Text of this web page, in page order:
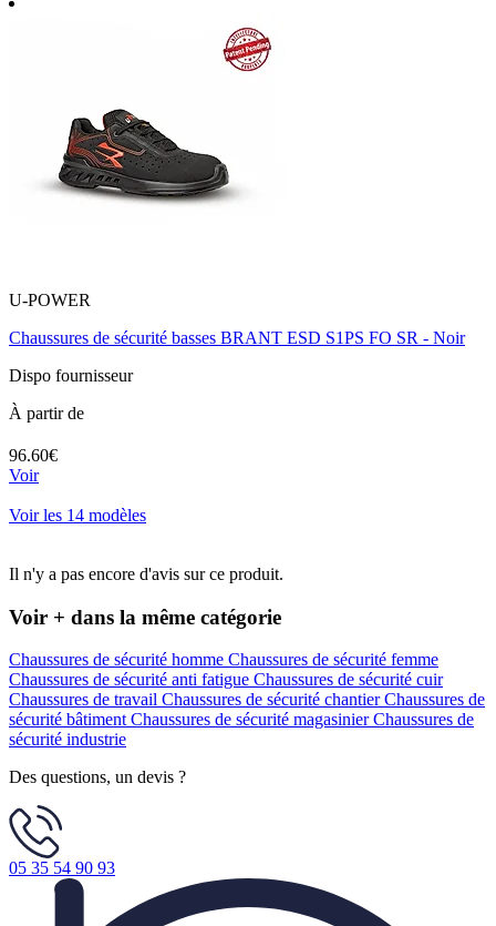
U-POWER
Chaussures de sécurité basses BRANT ESD S1PS FO SR - Noir
Dispo fournisseur
À partir de
96.60€
Voir
Voir les 14 modèles
Il n'y a pas encore d'avis sur ce produit.
Voir + dans la même catégorie
Chaussures de sécurité homme Chaussures de sécurité femme
Chaussures de sécurité anti fatigue Chaussures de sécurité cuir
Chaussures de travail Chaussures de sécurité chantierChaussures de
sécurité bâtimentChaussures de sécurité magasinierChaussures de
sécurité industrie
Des questions, un devis ?
05 35 54 90 93